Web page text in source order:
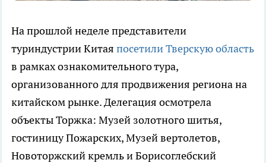
На прошлой неделе представители
туриндустрии Китая посетили Тверскую область
в рамках ознакомительного тура,
организованного для продвижения региона на
китайском рынке. Делегация осмотрела
объекты Торжка: Музей золотного шитья,
гостиницу Пожарских, Музей вертолетов,
Новоторжский кремль и Борисоглебский